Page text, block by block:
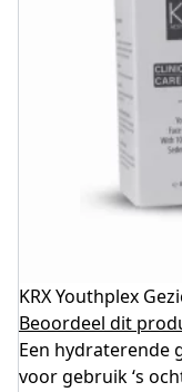
KRX Youthplex
Beoordeel dit
Een hydraterende
voor gebruik ‘s